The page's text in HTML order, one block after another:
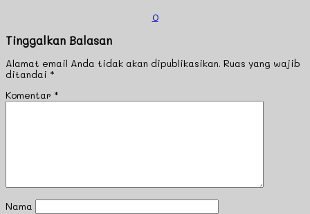
0
Tinggalkan Balasan
Alamat email Anda tidak akan dipublikasikan. Ruas yang wajib
ditandai *
Komentar *
Nama